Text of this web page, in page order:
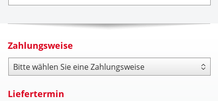
Zahlungsweise
Zahlungsweise
Liefertermin